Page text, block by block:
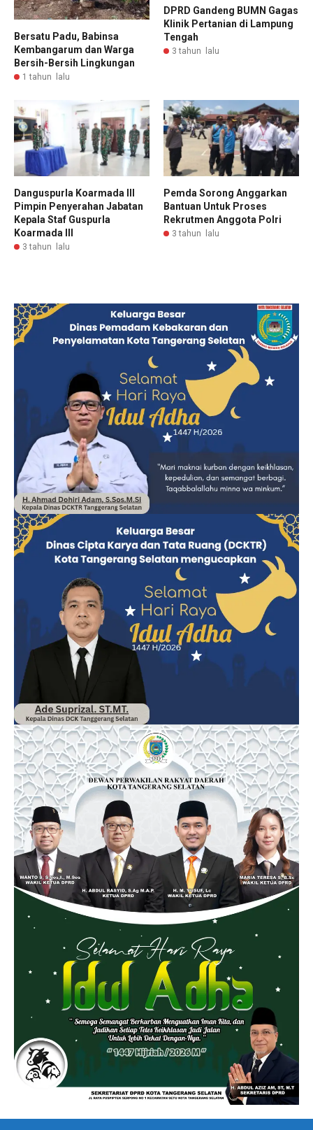
Bersatu Padu, Babinsa
Kembangarum dan Warga
Bersih-Bersih Lingkungan
1 tahun lalu
DPRD Gandeng BUMN Gagas
Klinik Pertanian di Lampung
Tengah
3 tahun lalu
Danguspurla Koarmada III
Pimpin Penyerahan Jabatan
Kepala Staf Guspurla
Koarmada III
3 tahun lalu
Pemda Sorong Anggarkan
Bantuan Untuk Proses
Rekrutmen Anggota Polri
3 tahun lalu